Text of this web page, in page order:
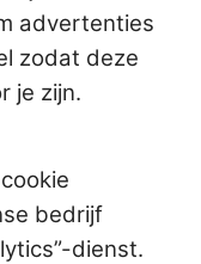
advertenties
zodat deze
je zijn.
bedrijf
dienst.